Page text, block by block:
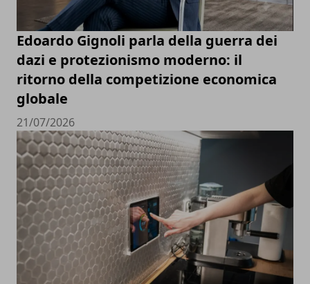
Edoardo Gignoli parla della guerra dei
dazi e protezionismo moderno: il
ritorno della competizione economica
globale
21/07/2026